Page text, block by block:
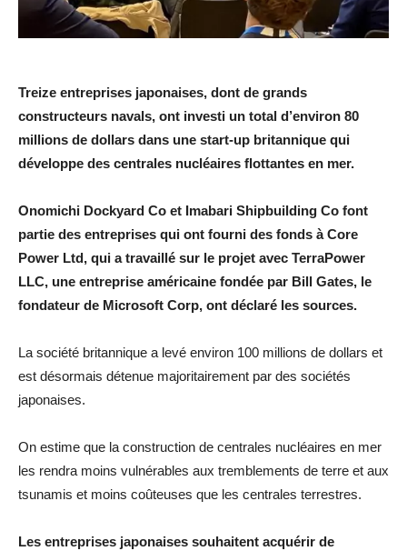
Treize entreprises japonaises, dont de grands
constructeurs navals, ont investi un total d’environ 80
millions de dollars dans une start-up britannique qui
développe des centrales nucléaires flottantes en mer.
Onomichi Dockyard Co et Imabari Shipbuilding Co font
partie des entreprises qui ont fourni des fonds à Core
Power Ltd, qui a travaillé sur le projet avec TerraPower
LLC, une entreprise américaine fondée par Bill Gates, le
fondateur de Microsoft Corp, ont déclaré les sources.
La société britannique a levé environ 100 millions de dollars et
est désormais détenue majoritairement par des sociétés
japonaises.
On estime que la construction de centrales nucléaires en mer
les rendra moins vulnérables aux tremblements de terre et aux
tsunamis et moins coûteuses que les centrales terrestres.
Les entreprises japonaises souhaitent acquérir de